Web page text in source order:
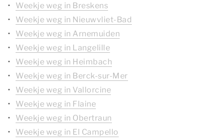
Weekje weg in Breskens
Weekje weg in Nieuwvliet-Bad
Weekje weg in Arnemuiden
Weekje weg in Langelille
Weekje weg in Heimbach
Weekje weg in Berck-sur-Mer
Weekje weg in Vallorcine
Weekje weg in Flaine
Weekje weg in Obertraun
Weekje weg in El Campello